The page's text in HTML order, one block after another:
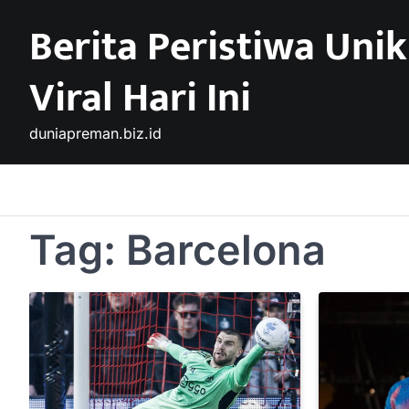
contentBerita Peristiwa
Viral Hari Ini
duniapreman.biz.id
Tag: Barcelona